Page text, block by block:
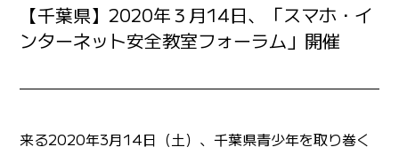
【千葉県】2020年３月14日、「スマホ・イ
ンターネット安全教室フォーラム」開催
来る2020年3月14日（土）、千葉県青少年を取り巻く